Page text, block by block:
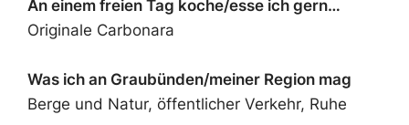
An einem freien Tag koche/esse ich gern…
Originale Carbonara
Was ich an Graubünden/meiner Region mag
Berge und Natur, öffentlicher Verkehr, Ruhe